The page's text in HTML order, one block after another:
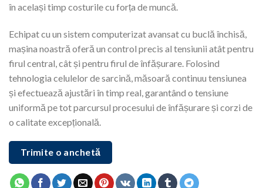
în același timp costurile cu forța de muncă.
Echipat cu un sistem computerizat avansat cu buclă închisă,
mașina noastră oferă un control precis al tensiunii atât pentru
firul central, cât și pentru firul de înfășurare. Folosind
tehnologia celulelor de sarcină, măsoară continuu tensiunea
și efectuează ajustări în timp real, garantând o tensiune
uniformă pe tot parcursul procesului de înfășurare și corzi de
o calitate excepțională.
Trimite o anchetă